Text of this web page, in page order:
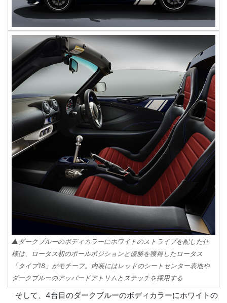
▲ダークブルーのボディカラーにホワイトのストライプを配した仕
様は、ロータス初のポールポジションと優勝を獲得したロータス
「タイプ18」がモチーフ。内装にはレッドのシートセンター表地や
ダークブルーのアッパードアトリムとステッチを採用する
そして、4台目のダークブルーのボディカラーにホワイトの